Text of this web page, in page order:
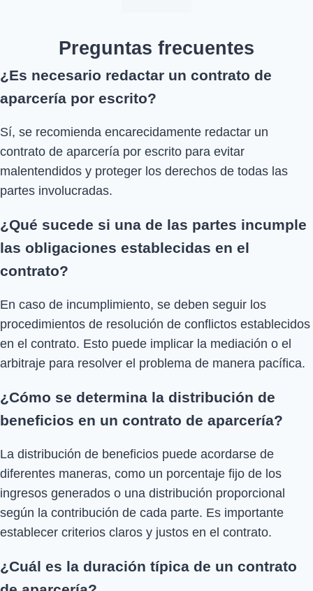
Preguntas frecuentes
¿Es necesario redactar un contrato de
aparcería por escrito?
Sí, se recomienda encarecidamente redactar un
contrato de aparcería por escrito para evitar
malentendidos y proteger los derechos de todas las
partes involucradas.
¿Qué sucede si una de las partes incumple
las obligaciones establecidas en el
contrato?
En caso de incumplimiento, se deben seguir los
procedimientos de resolución de conflictos establecidos
en el contrato. Esto puede implicar la mediación o el
arbitraje para resolver el problema de manera pacífica.
¿Cómo se determina la distribución de
beneficios en un contrato de aparcería?
La distribución de beneficios puede acordarse de
diferentes maneras, como un porcentaje fijo de los
ingresos generados o una distribución proporcional
según la contribución de cada parte. Es importante
establecer criterios claros y justos en el contrato.
¿Cuál es la duración típica de un contrato